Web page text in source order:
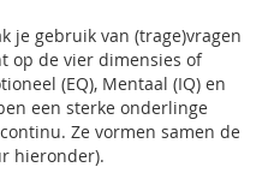
je gebruik van (trage)vragen
op de vier dimensies of
(EQ), Mentaal (IQ) en
een sterke onderlinge
Ze vormen samen de
hieronder).